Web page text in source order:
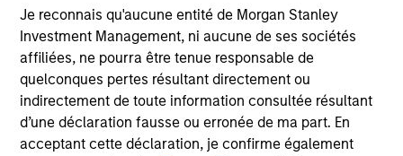
Je reconnais qu'aucune entité de Morgan Stanley
Investment Management, ni aucune de ses sociétés
affiliées, ne pourra être tenue responsable de
quelconques pertes résultant directement ou
indirectement de toute information consultée résultant
d’une déclaration fausse ou erronée de ma part. En
acceptant cette déclaration, je confirme également
May not represent all Team Members.